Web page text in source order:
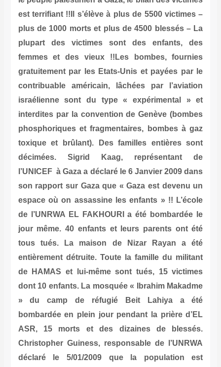
est terrifiant !!Il s’élève à plus de 5500 victimes –
plus de 1000 morts et plus de 4500 blessés – La
plupart des victimes sont des enfants, des
femmes et des vieux !!Les bombes, fournies
gratuitement par les Etats-Unis et payées par le
contribuable américain, lâchées par l’aviation
israélienne sont du type « expérimental » et
interdites par la convention de Genève (bombes
phosphoriques et fragmentaires, bombes à gaz
toxique et brûlant). Des familles entières sont
décimées. Sigrid Kaag, représentant de
l’UNICEF à Gaza a déclaré le 6 Janvier 2009 dans
son rapport sur Gaza que « Gaza est devenu un
espace où on assassine les enfants » !! L’école
de l’UNRWA EL FAKHOURI a été bombardée le
jour même. 40 enfants et leurs parents ont été
tous tués. La maison de Nizar Rayan a été
entièrement détruite. Toute la famille du militant
de HAMAS et lui-même sont tués, 15 victimes
dont 10 enfants. La mosquée « Ibrahim Makadme
» du camp de réfugié Beit Lahiya a été
bombardée en plein jour pendant la prière d’EL
ASR, 15 morts et des dizaines de blessés.
Christopher Guiness, responsable de l’UNRWA
déclaré le 5/01/2009 que la population est